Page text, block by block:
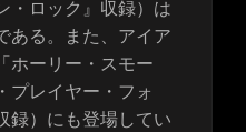
・ロック』収録）は
ある。また、アイア
ホーリー・スモー
プレイヤー・フォ
録）にも登場してい